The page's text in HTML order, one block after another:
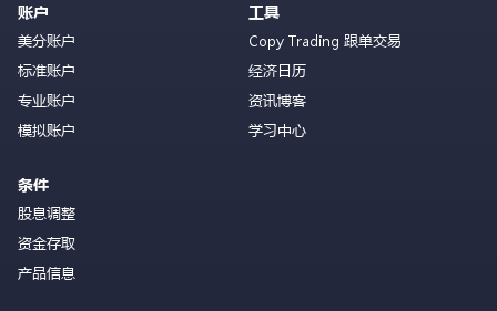
账户
美分账户
标准账户
专业账户
模拟账户
条件
股息调整
资金存取
产品信息
工具
Copy Trading 跟单交易
经济日历
资讯博客
学习中心